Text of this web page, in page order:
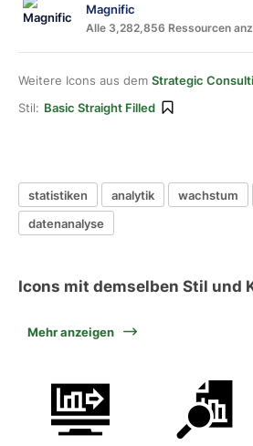
Magnific
Alle 3,282,856 Ressourcen
Weitere Icons aus dem Strategic
Stil: Basic Straight Filled
statistiken analytik wachstum
datenanalyse
Icons mit demselben Stil und
Mehr anzeigen